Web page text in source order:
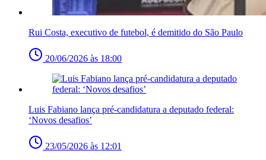
Rui Costa, executivo de futebol, é demitido do São Paulo
20/06/2026 às 18:00
Luis Fabiano lança pré-candidatura a deputado federal:
‘Novos desafios’
23/05/2026 às 12:01